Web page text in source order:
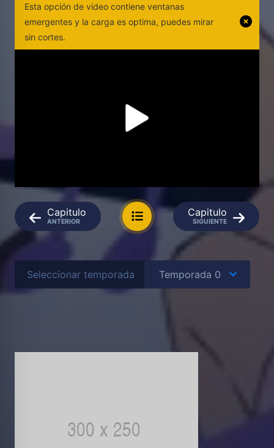
Esta opción de video contiene ventanas
emergentes y la carga es optima, puedes mirar
sin cortes.
Capitulo
ANTERIOR
Capitulo
SIGUIENTE
Seleccionar temporada